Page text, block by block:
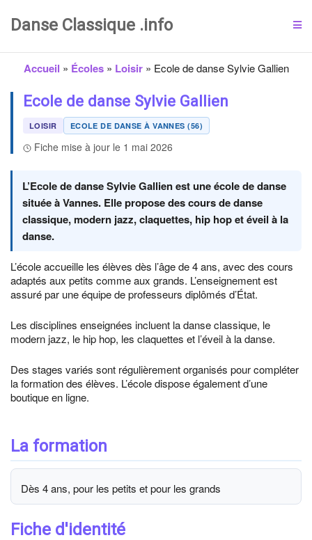
Danse Classique .info
Accueil » Écoles» Loisir» Ecole de danse Sylvie Gallien
Ecole de danse Sylvie Gallien
LOISIR ECOLE DE DANSE À VANNES (56)
Fiche mise à jour le 1 mai 2026
L’Ecole de danse Sylvie Gallien est une école de danse
située à Vannes. Elle propose des cours de danse
classique, modern jazz, claquettes, hip hop et éveil à la
danse.
L’école accueille les élèves dès l’âge de 4 ans, avec des cours
adaptés aux petits comme aux grands. L’enseignement est
assuré par une équipe de professeurs diplômés d’État.
Les disciplines enseignées incluent la danse classique, le
modern jazz, le hip hop, les claquettes et l’éveil à la danse.
Des stages variés sont régulièrement organisés pour compléter
la formation des élèves. L’école dispose également d’une
boutique en ligne.
La formation
Dès 4 ans, pour les petits et pour les grands
Fiche d'identité